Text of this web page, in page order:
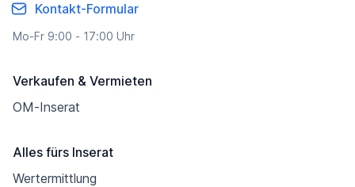
Kontakt-Formular
Mo-Fr 9:00 - 17:00 Uhr
Verkaufen & Vermieten
OM-Inserat
Alles fürs Inserat
Wertermittlung